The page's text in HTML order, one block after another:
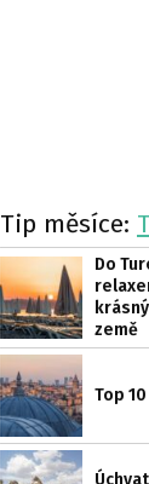
Tip měsíce:
Do
země
Top